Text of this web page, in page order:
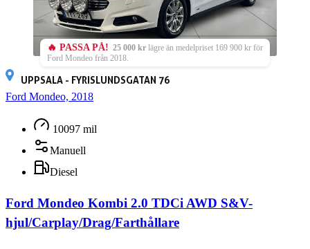
🔥 PASSA PÅ! 25 000 kr lägre än medelpriset 169 900 kr för
Ford Mondeo från 2018.
UPPSALA - FYRISLUNDSGATAN 76
Ford Mondeo, 2018
10097 mil
Manuell
Diesel
Ford Mondeo Kombi 2.0 TDCi AWD S&V-
hjul/Carplay/Drag/Farthållare